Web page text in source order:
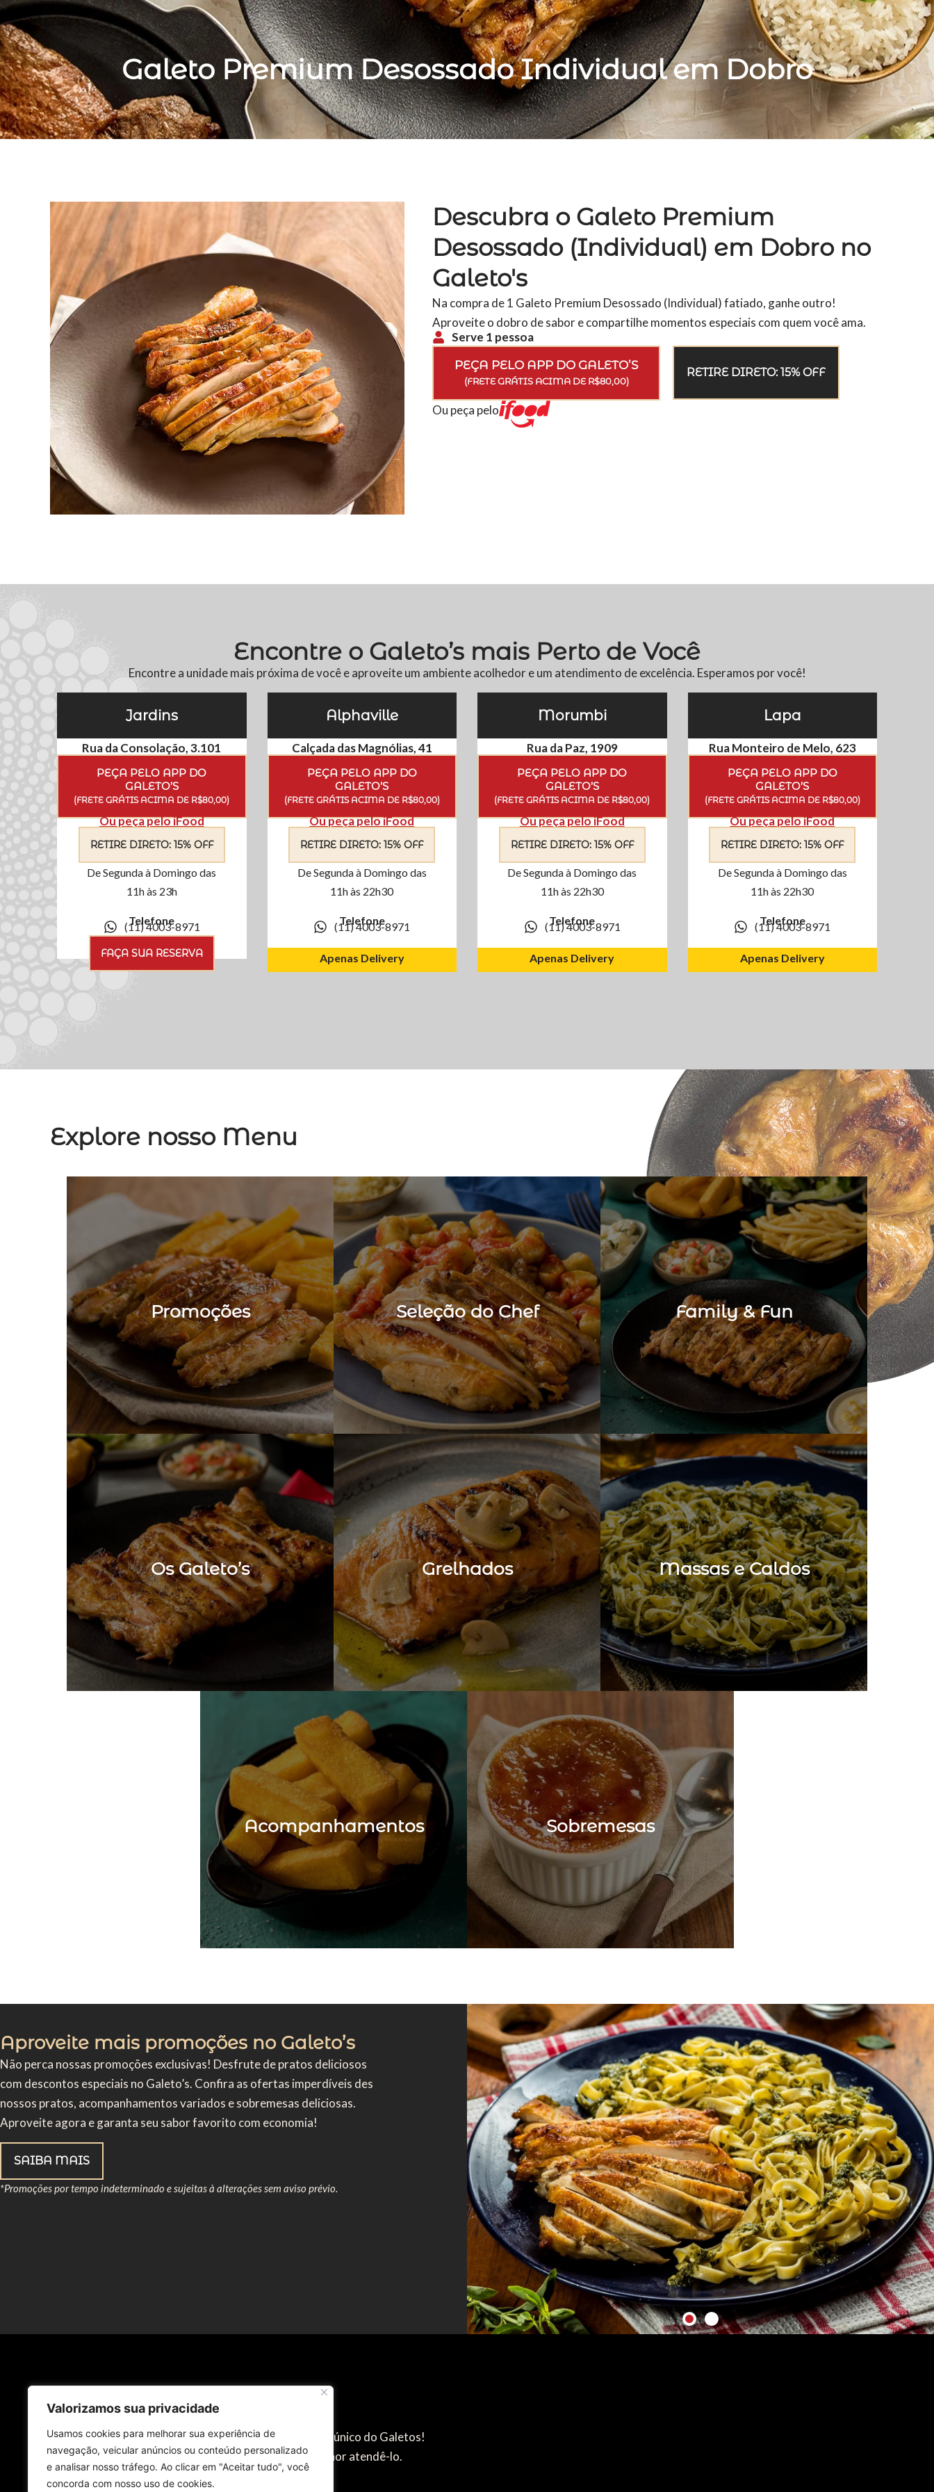
Valorizamos sua privacidade
Usamos cookies para melhorar sua experiência de
navegação, veicular anúncios ou conteúdo personalizado
e analisar nosso tráfego. Ao clicar em "Aceitar tudo", você
concorda com nosso uso de cookies.
Galeto Premium Desossado Individual em Dobro
Descubra o Galeto Premium
Desossado (Individual) em Dobro no
Galeto's
Na compra de 1 Galeto Premium Desossado (Individual) fatiado, ganhe outro!
Aproveite o dobro de sabor e compartilhe momentos especiais com quem você ama.
Serve 1 pessoa
PEÇA PELO APP DO GALETO’S
(FRETE GRÁTIS ACIMA DE R$80,00)
RETIRE DIRETO: 15% OFF
Ou peça pelo
Encontre o Galeto’s mais Perto de Você
Encontre a unidade mais próxima de você e aproveite um ambiente acolhedor e um atendimento de excelência. Esperamos por você!
Jardins
Rua da Consolação, 3.101
PEÇA PELO APP DO
GALETO’S
(FRETE GRÁTIS ACIMA DE R$80,00)
Ou peça pelo iFood
RETIRE DIRETO: 15% OFF
De Segunda à Domingo das
11h às 23h
Telefone
(11) 4003-8971
FAÇA SUA RESERVA
Alphaville
Calçada das Magnólias, 41
PEÇA PELO APP DO
GALETO’S
(FRETE GRÁTIS ACIMA DE R$80,00)
Ou peça pelo iFood
RETIRE DIRETO: 15% OFF
De Segunda à Domingo das
11h às 22h30
Telefone
(11) 4003-8971
Apenas Delivery
Morumbi
Rua da Paz, 1909
PEÇA PELO APP DO
GALETO’S
(FRETE GRÁTIS ACIMA DE R$80,00)
Ou peça pelo iFood
RETIRE DIRETO: 15% OFF
De Segunda à Domingo das
11h às 22h30
Telefone
(11) 4003-8971
Apenas Delivery
Lapa
Rua Monteiro de Melo, 623
PEÇA PELO APP DO
GALETO’S
(FRETE GRÁTIS ACIMA DE R$80,00)
Ou peça pelo iFood
RETIRE DIRETO: 15% OFF
De Segunda à Domingo das
11h às 22h30
Telefone
(11) 4003-8971
Apenas Delivery
Explore nosso Menu
Promoções Seleção do Chef Family & Fun
Os Galeto’s Grelhados Massas e Caldos
Acompanhamentos Sobremesas
Aproveite mais promoções no Galeto’s
Não perca nossas promoções exclusivas! Desfrute de pratos deliciosos
com descontos especiais no Galeto’s. Confira as ofertas imperdíveis des
nossos pratos, acompanhamentos variados e sobremesas deliciosas.
Aproveite agora e garanta seu sabor favorito com economia!
SAIBA MAIS
*Promoções por tempo indeterminado e sujeitas à alterações sem aviso prévio.
Nossas Unidades
Visite uma de nossas unidades e experimente o sabor único do Galetos!
Estamos presentes em diversas localidades para melhor atendê-lo.